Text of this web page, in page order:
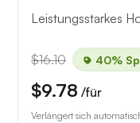
Leistungsstarkes
$16.10 40%
$9.78 /für
Verlängert sich